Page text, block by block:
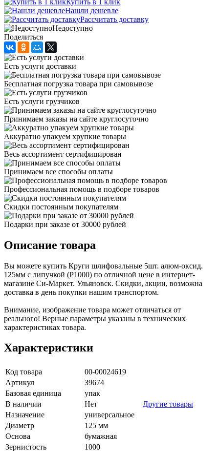
Нашли дешевле
Рассчитать доставку
Недоступно
Поделиться
Есть услуги доставки
Бесплатная погрузка товара при самовывозе
Есть услуги грузчиков
Принимаем заказы на сайте круглосуточно
Аккуратно упакуем хрупкие товары
Весь ассортимент сертифицирован
Принимаем все способы оплаты
Профессиональная помощь в подборе товаров
Скидки постоянным покупателям
Подарки при заказе от 30000 рублей
Описание товара
Вы можете купить Круги шлифовальные 5шт. алюм-оксид.
125мм с липучкой (Р1000) по отличной цене в интернет-
магазине Си-Маркет. Ульяновск. Скидки, акции, возможна
доставка в день покупки нашим транспортом.
Внимание, изображение товара может отличаться от
реального! Верные параметры указаны в технических
характеристиках товара.
Характеристики
Код товара
00-00024619
Артикул
39674
Базовая единица
упак
В наличии
Нет
Другие товары
Назначение
универсальное
Диаметр
125 мм
Основа
бумажная
Зернистость
1000